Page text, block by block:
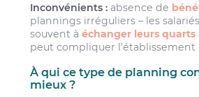
Inconvénients : absence de
plannings irréguliers – les
souvent àéchanger leurs quarts
peut compliquer l’établissement
À qui ce type de planning
mieux ?